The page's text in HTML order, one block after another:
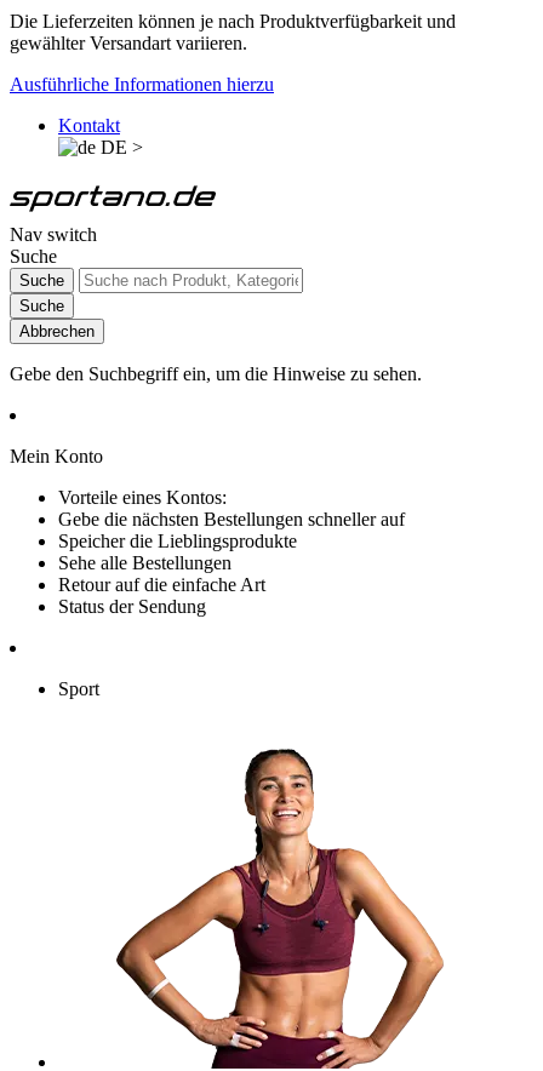
Die Lieferzeiten können je nach Produktverfügbarkeit und
gewählter Versandart variieren.
Ausführliche Informationen hierzu
Kontakt
DE >
Nav switch
Suche
Suche
Suche
Abbrechen
Gebe den Suchbegriff ein, um die Hinweise zu sehen.
Mein Konto
Vorteile eines Kontos:
Gebe die nächsten Bestellungen schneller auf
Speicher die Lieblingsprodukte
Sehe alle Bestellungen
Retour auf die einfache Art
Status der Sendung
Sport